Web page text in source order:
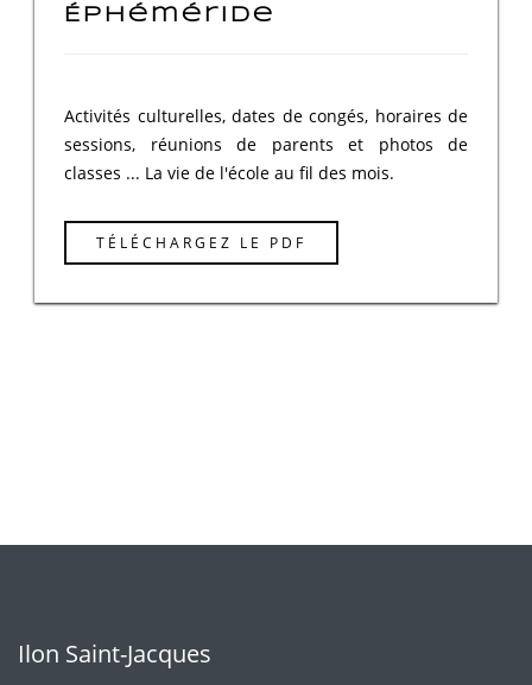
Éphéméride
Activités culturelles, dates de congés, horaires de
sessions, réunions de parents et photos de
classes ... La vie de l'école au fil des mois.
TÉLÉCHARGEZ LE PDF
Ilon Saint-Jacques